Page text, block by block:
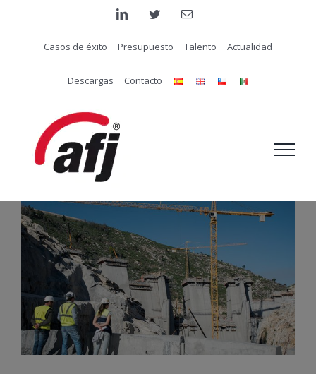
contenido
linkedintwitter Correo
Casos de éxito Presupuesto Talento Actualidad
Descargas Contacto